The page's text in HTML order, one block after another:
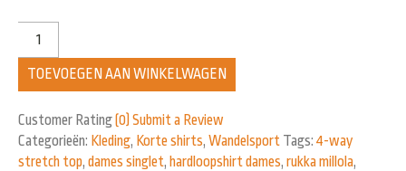
TOEVOEGEN AAN WINKELWAGEN
Customer Rating(0) Submit a Review
Categorieën: Kleding, Korte shirts, Wandelsport Tags: 4-way
stretch top, dames singlet, hardloopshirt dames, rukka millola,